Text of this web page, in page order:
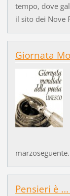
tempo, dove
il sito dei Nove
Giornata
Pensieri è